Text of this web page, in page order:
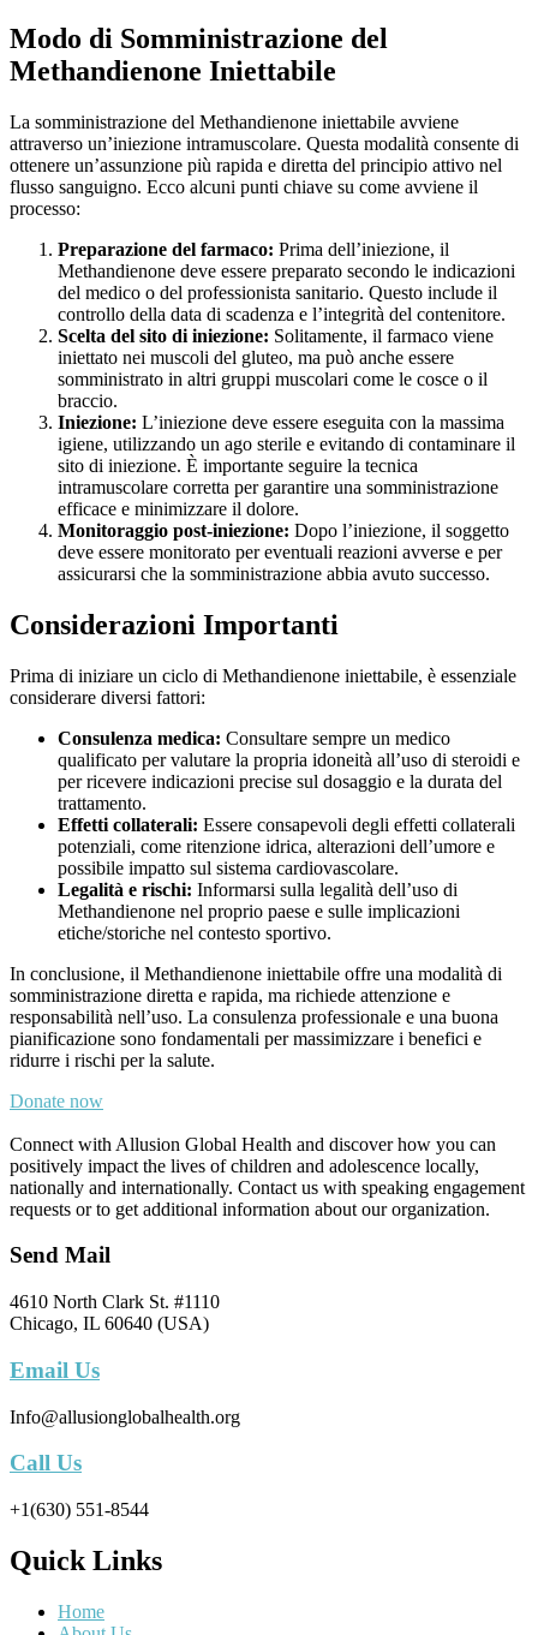
Modo di Somministrazione del
Methandienone Iniettabile
La somministrazione del Methandienone iniettabile avviene
attraverso un’iniezione intramuscolare. Questa modalità consente di
ottenere un’assunzione più rapida e diretta del principio attivo nel
flusso sanguigno. Ecco alcuni punti chiave su come avviene il
processo:
Preparazione del farmaco: Prima dell’iniezione, il
Methandienone deve essere preparato secondo le indicazioni
del medico o del professionista sanitario. Questo include il
controllo della data di scadenza e l’integrità del contenitore.
Scelta del sito di iniezione: Solitamente, il farmaco viene
iniettato nei muscoli del gluteo, ma può anche essere
somministrato in altri gruppi muscolari come le cosce o il
braccio.
Iniezione: L’iniezione deve essere eseguita con la massima
igiene, utilizzando un ago sterile e evitando di contaminare il
sito di iniezione. È importante seguire la tecnica
intramuscolare corretta per garantire una somministrazione
efficace e minimizzare il dolore.
Monitoraggio post-iniezione: Dopo l’iniezione, il soggetto
deve essere monitorato per eventuali reazioni avverse e per
assicurarsi che la somministrazione abbia avuto successo.
Considerazioni Importanti
Prima di iniziare un ciclo di Methandienone iniettabile, è essenziale
considerare diversi fattori:
Consulenza medica: Consultare sempre un medico
qualificato per valutare la propria idoneità all’uso di steroidi e
per ricevere indicazioni precise sul dosaggio e la durata del
trattamento.
Effetti collaterali: Essere consapevoli degli effetti collaterali
potenziali, come ritenzione idrica, alterazioni dell’umore e
possibile impatto sul sistema cardiovascolare.
Legalità e rischi: Informarsi sulla legalità dell’uso di
Methandienone nel proprio paese e sulle implicazioni
etiche/storiche nel contesto sportivo.
In conclusione, il Methandienone iniettabile offre una modalità di
somministrazione diretta e rapida, ma richiede attenzione e
responsabilità nell’uso. La consulenza professionale e una buona
pianificazione sono fondamentali per massimizzare i benefici e
ridurre i rischi per la salute.
Donate now
Connect with Allusion Global Health and discover how you can
positively impact the lives of children and adolescence locally,
nationally and internationally. Contact us with speaking engagement
requests or to get additional information about our organization.
Send Mail
4610 North Clark St. #1110
Chicago, IL 60640 (USA)
Email Us
Info@allusionglobalhealth.org
Call Us
+1(630) 551-8544
Quick Links
Home